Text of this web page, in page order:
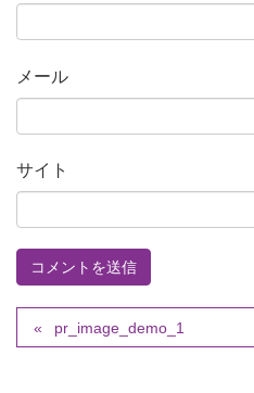
メール
サイト
pr_image_demo_1